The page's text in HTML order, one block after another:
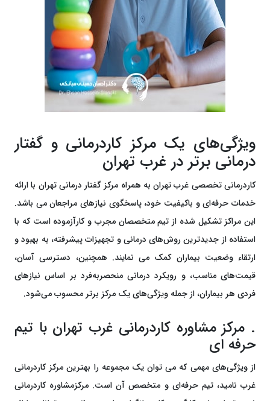
ویژگی‌های یک مرکز کاردرمانی و گفتار
درمانی برتر در غرب تهران
کاردرمانی تخصصی غرب تهران به همراه مرکز گفتار درمانی تهران با ارائه
خدمات حرفه‌ای و باکیفیت خود، پاسخگوی نیازهای مراجعان می باشد.
این مراکز تشکیل شده از تیم متخصصان مجرب و کارآزموده است که با
استفاده از جدیدترین روش‌های درمانی و تجهیزات پیشرفته، به بهبود و
ارتقاء وضعیت بیماران کمک می نمایند. همچنین، دسترسی آسان،
قیمت‌های مناسب، و رویکرد درمانی منحصربه‌فرد بر اساس نیازهای
فردی هر بیماران، از جمله ویژگی‌های یک مرکز برتر محسوب می‌شود.
. مرکز مشاوره کاردرمانی غرب تهران با تیم
حرفه ای
از ویژگی‌های مهمی که می توان یک مجموعه را بهترین مرکز کاردرمانی
غرب نامید، تیم حرفه‌ای و متخصص آن است. مرکزمشاوره کاردرمانی